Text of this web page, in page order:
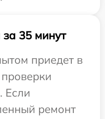
35 минут
приедет в
Если
ремонт